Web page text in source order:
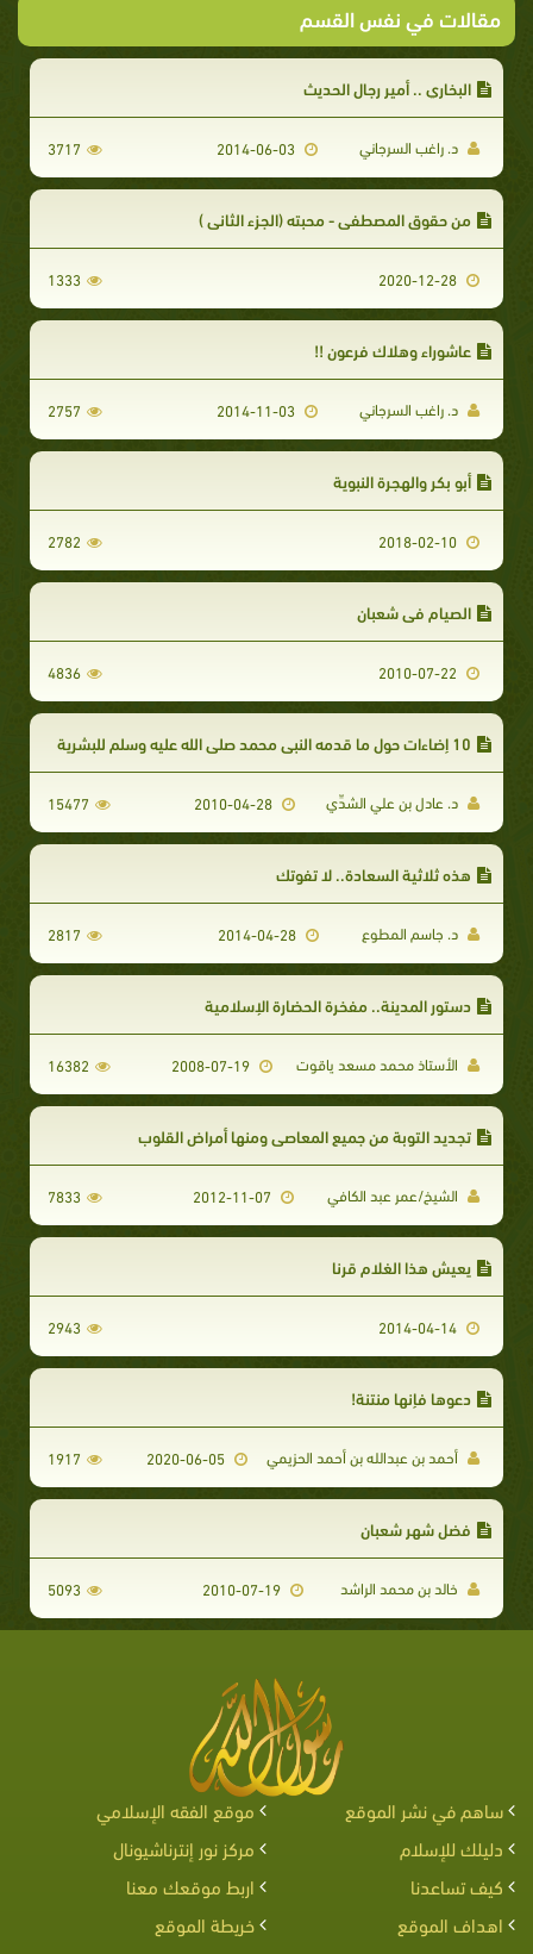
مقالات في نفس القسم
البخاري .. أمير رجال الحديث
د. راغب السرجاني 2014-06-03
3717
من حقوق المصطفى - محبته (الجزء الثاني )
1333
عاشوراء وهلاك فرعون !!
د. راغب السرجاني 2014-11-03
2757
أبو بكر والهجرة النبوية
2782
الصيام في شعبان
4836
10 إضاءات حول ما قدمه النبي محمد صلى الله عليه وسلم للبشرية
د. عادل بن علي الشدِّي 2010-04-28
15477
هذه ثلاثية السعادة.. لا تفوتك
د. جاسم المطوع 2817
دستور المدينة.. مفخرة الحضارة الإسلامية
الأستاذ محمد مسعد ياقوت 2008-07-19
16382
تجديد التوبة من جميع المعاصي ومنها أمراض القلوب
الشيخ/عمر عبد الكافي 7833
يعيش هذا الغلام قرنا
2943
دعوها فإنها منتنة!
أحمد بن عبدالله بن أحمد الحزيمي 1917
فضل شهر شعبان
خالد بن محمد الراشد 2010-07-19
5093
ساهم في نشر الموقع
موقع الفقه الإسلامي
دليلك للإسلام
مركز نور إنترناشيونال
كيف تساعدنا
اربط موقعك معنا
اهداف الموقع
خريطة الموقع